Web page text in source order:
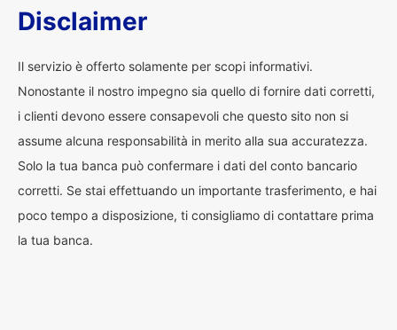
Disclaimer
Il servizio è offerto solamente per scopi informativi.
Nonostante il nostro impegno sia quello di fornire dati corretti,
i clienti devono essere consapevoli che questo sito non si
assume alcuna responsabilità in merito alla sua accuratezza.
Solo la tua banca può confermare i dati del conto bancario
corretti. Se stai effettuando un importante trasferimento, e hai
poco tempo a disposizione, ti consigliamo di contattare prima
la tua banca.